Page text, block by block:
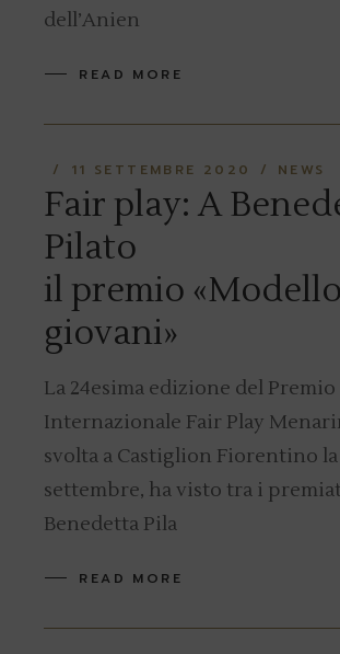
dell’Anien
READ MORE
11 SETTEMBRE 2020 NEWS
Fair play: A
Pilato
il premio
giovani»
La 24esima edizione del Premio
Internazionale Fair Play
svolta a Castiglion Fiorentino la
settembre, ha visto tra i
Benedetta Pila
READ MORE